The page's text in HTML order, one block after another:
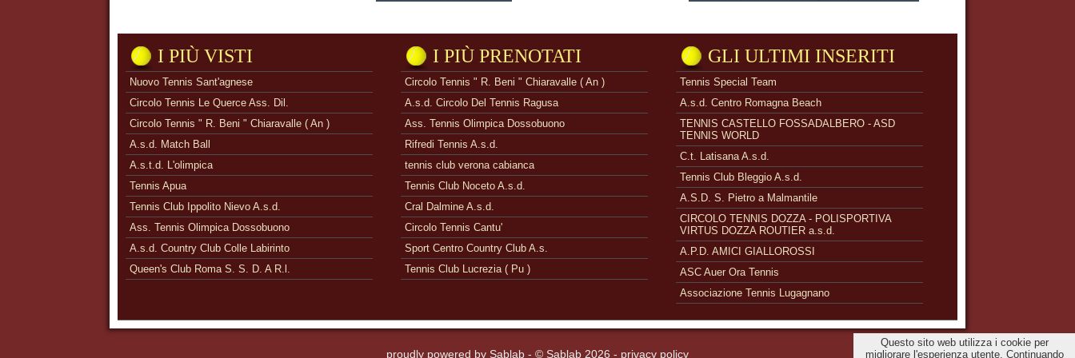
I PIÙ VISTI
Nuovo Tennis Sant'agnese
Circolo Tennis Le Querce Ass. Dil.
Circolo Tennis " R. Beni " Chiaravalle ( An )
A.s.d. Match Ball
A.s.t.d. L'olimpica
Tennis Apua
Tennis Club Ippolito Nievo A.s.d.
Ass. Tennis Olimpica Dossobuono
A.s.d. Country Club Colle Labirinto
Queen's Club Roma S. S. D. A R.l.
I PIÙ PRENOTATI
Circolo Tennis " R. Beni " Chiaravalle ( An )
A.s.d. Circolo Del Tennis Ragusa
Ass. Tennis Olimpica Dossobuono
Rifredi Tennis A.s.d.
tennis club verona cabianca
Tennis Club Noceto A.s.d.
Cral Dalmine A.s.d.
Circolo Tennis Cantu'
Sport Centro Country Club A.s.
Tennis Club Lucrezia ( Pu )
GLI ULTIMI INSERITI
Tennis Special Team
A.s.d. Centro Romagna Beach
TENNIS CASTELLO FOSSADALBERO - ASD
TENNIS WORLD
C.t. Latisana A.s.d.
Tennis Club Bleggio A.s.d.
A.S.D. S. Pietro a Malmantile
CIRCOLO TENNIS DOZZA - POLISPORTIVA
VIRTUS DOZZA ROUTIER a.s.d.
A.P.D. AMICI GIALLOROSSI
ASC Auer Ora Tennis
Associazione Tennis Lugagnano
proudly powered by Sablab - © Sablab 2026 - privacy policy
Questo sito web utilizza i cookie per
migliorare l'esperienza utente. Continuando